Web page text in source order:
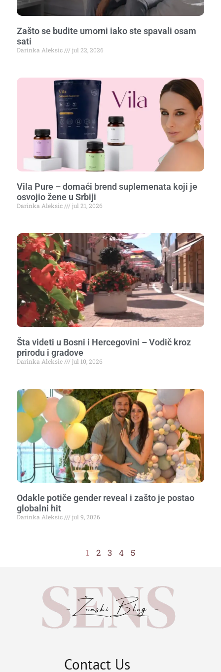
Zašto se budite umorni iako ste spavali osam
sati
Darinka Aleksic jul 22, 2026
Vila Pure – domaći brend suplemenata koji je
osvojio žene u Srbiji
Darinka Aleksic jul 21, 2026
Šta videti u Bosni i Hercegovini – Vodič kroz
prirodu i gradove
Darinka Aleksic jul 10, 2026
Odakle potiče gender reveal i zašto je postao
globalni hit
Darinka Aleksic jul 9, 2026
1 2 3 4 5
Contact Us